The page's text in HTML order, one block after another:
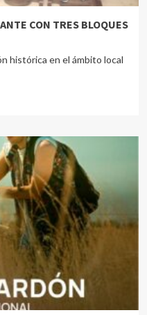
CON TRES BLOQUES
histórica en el ámbito local